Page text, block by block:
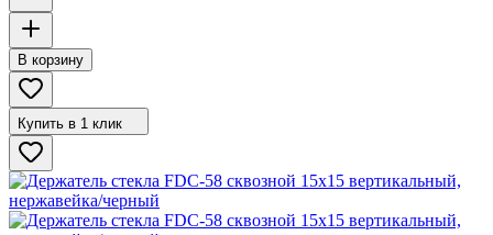
В корзину
Купить в 1 клик